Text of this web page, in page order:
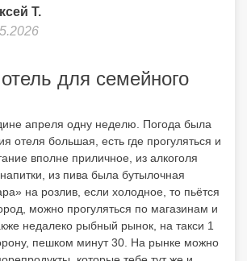
Т.
для семейного
апреля одну неделю. Погода была
отеля большая, есть где прогуляться и
вполне приличное, из алкоголя
из пива была бутылочная
на розлив, если холодное, то пьётся
можно прогуляться по магазинам и
недалеко рыбный рынок, на такси 1
пешком минут 30. На рынке можно